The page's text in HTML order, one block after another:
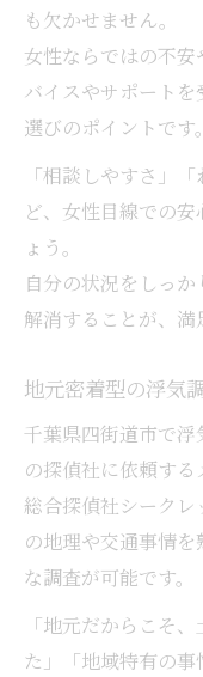
も欠かせません。
女性ならではの不
バイスやサポート
選びのポイントです。
「相談しやすさ」
ど、女性目線での
ょう。
自分の状況をしっ
解消することが、満
地元密着型の浮気
千葉県四街道市で
の探偵社に依頼する
総合探偵社シーク
の地理や交通事情
な調査が可能です。
「地元だからこそ
た」「地域特有の